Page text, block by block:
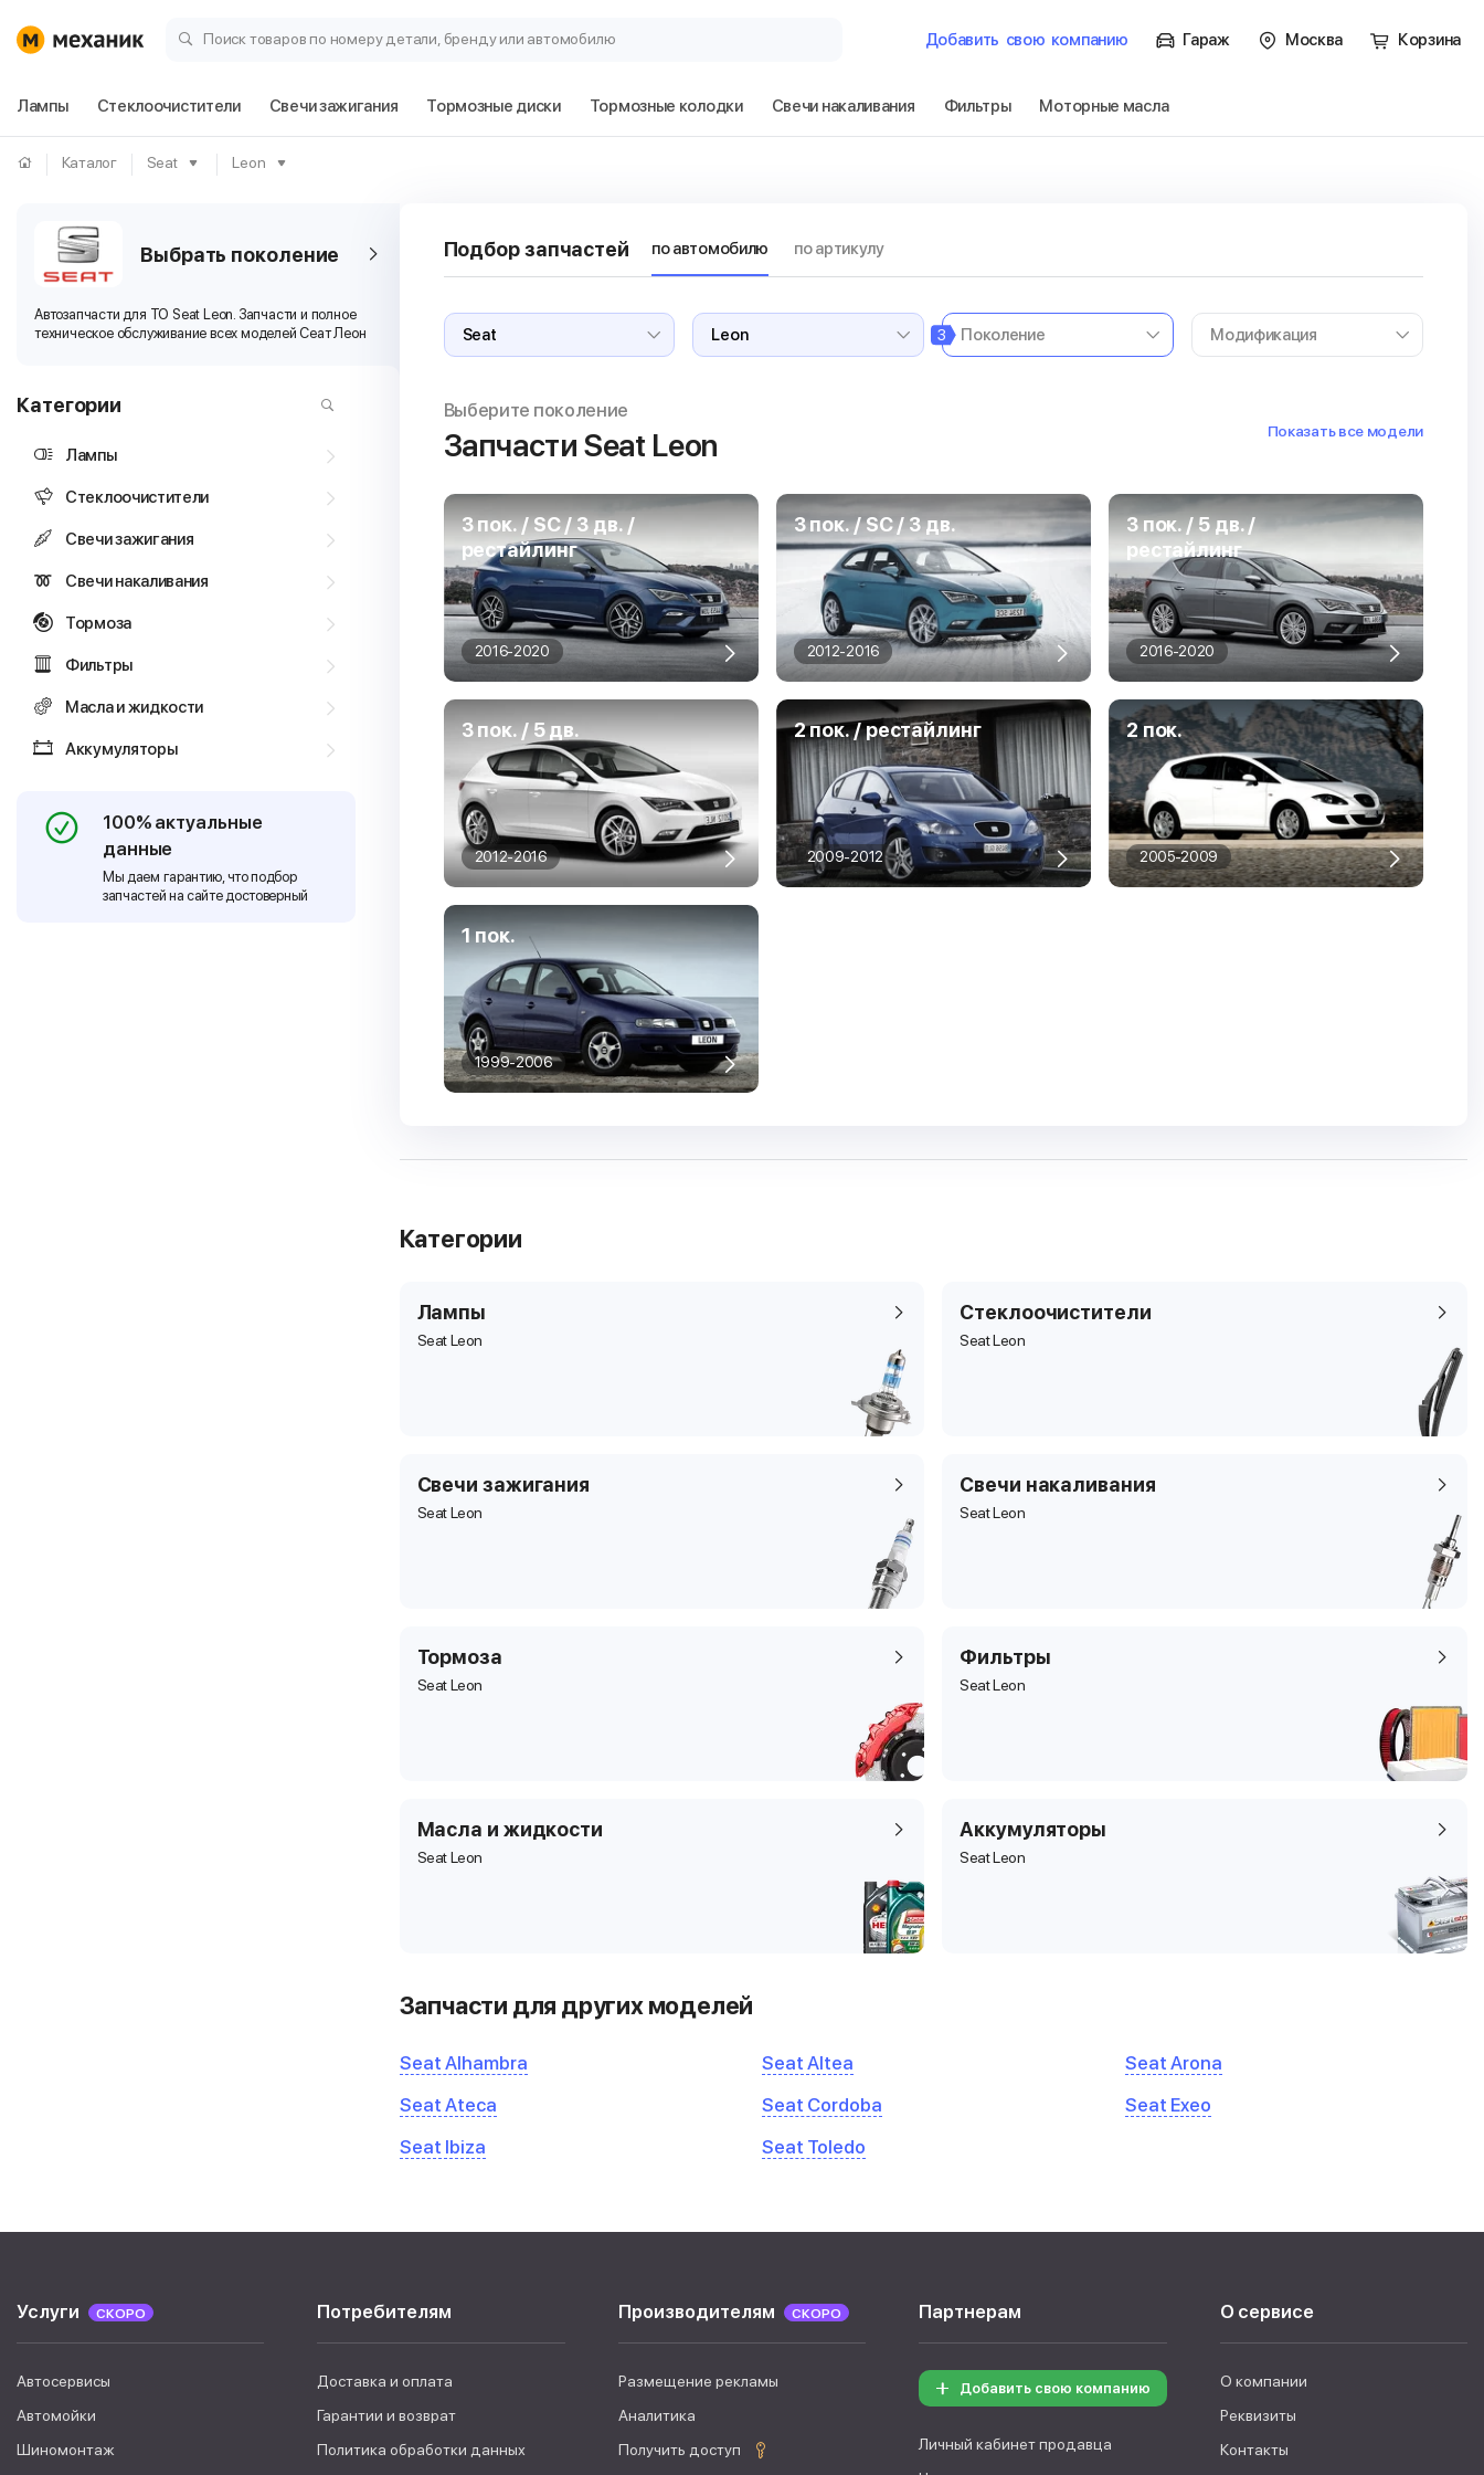
Поиск товаров по номеру детали, бренду или автомобилю Добавить свою компанию Гараж Москва Корзина
Лампы Стеклоочистители Свечи зажигания Тормозные диски Тормозные колодки Свечи накаливания Фильтры Моторные масла
Каталог Seat Leon
Выбрать поколение
Автозапчасти для ТО Seat Leon. Запчасти и полное
техническое обслуживание всех моделей Сеат Леон
Категории
Лампы
Стеклоочистители
Свечи зажигания
Свечи накаливания
Тормоза
Фильтры
Масла и жидкости
Аккумуляторы
100% актуальные
данные
Мы даем гарантию, что подбор
запчастей на сайте достоверный
Подбор запчастей по автомобилю по артикулу
3
Выберите поколение
Запчасти Seat Leon Показать все модели
3 пок. / SC / 3 дв. /
рестайлинг
2016-2020
3 пок. / SC / 3 дв.
2012-2016
3 пок. / 5 дв. /
рестайлинг
2016-2020
3 пок. / 5 дв.
2012-2016
2 пок. / рестайлинг
2009-2012
2 пок.
2005-2009
1 пок.
1999-2006
Категории
Лампы
Seat Leon
Стеклоочистители
Seat Leon
Свечи зажигания
Seat Leon
Свечи накаливания
Seat Leon
Тормоза
Seat Leon
Фильтры
Seat Leon
Масла и жидкости
Seat Leon
Аккумуляторы
Seat Leon
Запчасти для других моделей
Seat Alhambra Seat Altea
Seat Arona
Seat Ateca
Seat Cordoba
Seat Exeo
Seat Ibiza
Seat Toledo
Услуги СКОРО
Автосервисы
Автомойки
Шиномонтаж
Потребителям
Доставка и оплата
Гарантии и возврат
Политика обработки данных
Производителям СКОРО
Размещение рекламы
Аналитика
Получить доступ
Партнерам
Добавить свою компанию
Личный кабинет продавца
О сервисе
О компании
Реквизиты
Контакты